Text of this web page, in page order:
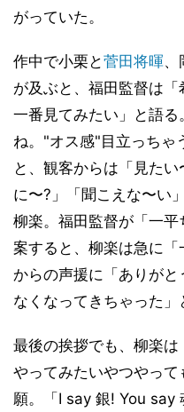
がっていた。
作中で小栗と菅田将暉、
が及ぶと、福田監督は
一番見てみたい」と語
ね。"オス感"目立っちゃ
と、観客からは「見た
に〜?」「聞こえな〜い
柳楽。福田監督が「一
案すると、柳楽は急に
からの声援に「ありが
なくなってきちゃった」
最後の挨拶でも、柳楽
やってみたいやつやっ
願。「I say 銀! You say